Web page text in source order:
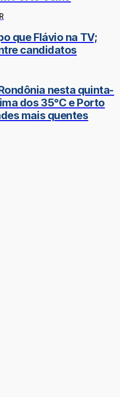
que Flávio na TV;
candidatos
nesta quinta-
dos 35°C e Porto
mais quentes